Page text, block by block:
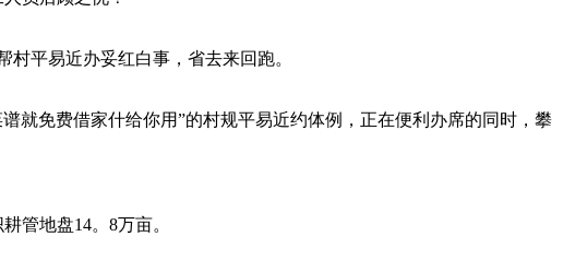
平易近办妥红白事，省去来回跑。
免费借家什给你用”的村规平易近约体例，正在便利办席的同时，攀
管地盘14。8万亩。